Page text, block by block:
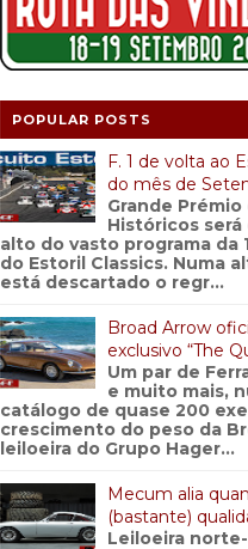
POPULAR POSTS
F. 1 de volta ao
do mês de
Grande Prémio
Históricos
alto do vasto programa da
do Estoril Classics. Numa
está descartado o regr...
Broad Arrow
exclusivo “The
Um par de
e muito mais,
catálogo de quase 200
crescimento do peso da
leiloeira do Grupo Hager...
Mecum alia
(bastante)
Leiloeira